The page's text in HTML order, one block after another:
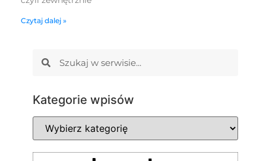
Czytaj dalej »
Kategorie wpisów